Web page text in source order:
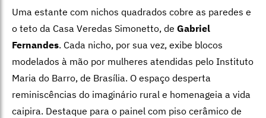
Uma estante com nichos quadrados cobre as paredes e
o teto da Casa Veredas Simonetto, de Gabriel
Fernandes. Cada nicho, por sua vez, exibe blocos
modelados à mão por mulheres atendidas pelo Instituto
Maria do Barro, de Brasília. O espaço desperta
reminiscências do imaginário rural e homenageia a vida
caipira. Destaque para o painel com piso cerâmico de